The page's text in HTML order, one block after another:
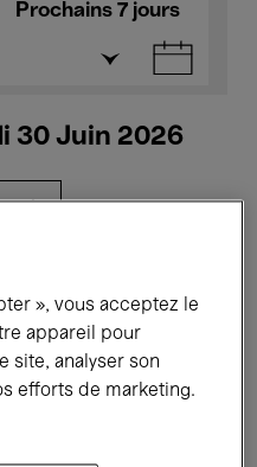
Prochains 7 jours
30 Juin 2026
Performances
Jazz
», vous acceptez le
appareil pour
site, analyser son
efforts de marketing.